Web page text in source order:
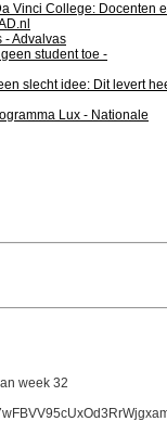
Vinci College: Docenten
- Advalvas
student toe -
slecht idee: Dit levert
Lux - Nationale
week 32